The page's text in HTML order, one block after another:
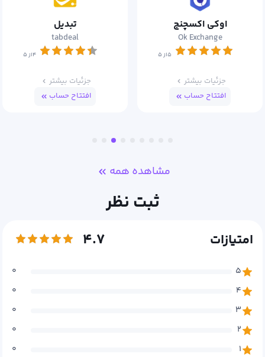
اوکی اکسچنج
Ok Exchange
۵از ۵
جزئیات بیشتر
افتتاح حساب
تبدیل
tabdeal
۴از ۵
جزئیات بیشتر
افتتاح حساب
مشاهده همه
ثبت نظر
امتیازات ۴.۷
۵
۰
۴
۰
۳
۰
۲
۰
۱
۰